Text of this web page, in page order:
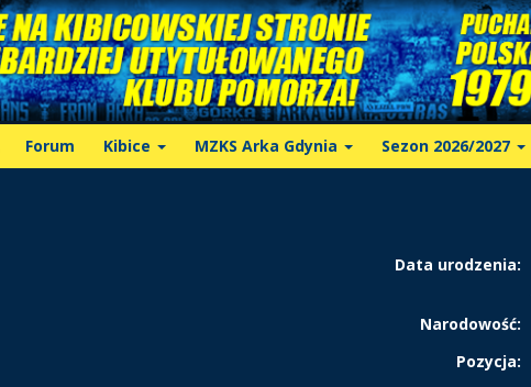
Forum Kibice MZKS Arka Gdynia Sezon 2026/2027
Data urodzenia:
Narodowość:
Pozycja: